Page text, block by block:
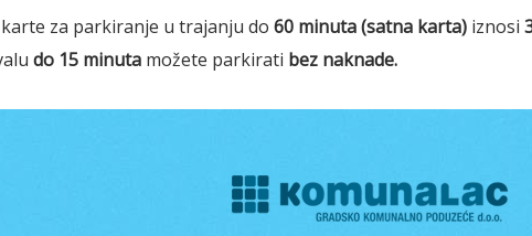
za parkiranje u trajanju do 60 minuta (satna karta) iznosi
do 15 minuta možete parkirati bez naknade.